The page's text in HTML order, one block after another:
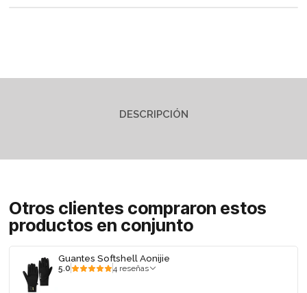
DESCRIPCIÓN
Otros clientes compraron estos
productos en conjunto
Guantes Softshell Aonijie
5.0 4 reseñas